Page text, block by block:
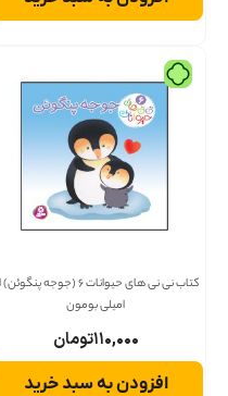
کتاب نی نی های حیوانات 6 (جوجه پنگوئن) اثر
امیلی بومون
۱۱۰,۰۰۰تومان
افزودن به سبد خرید